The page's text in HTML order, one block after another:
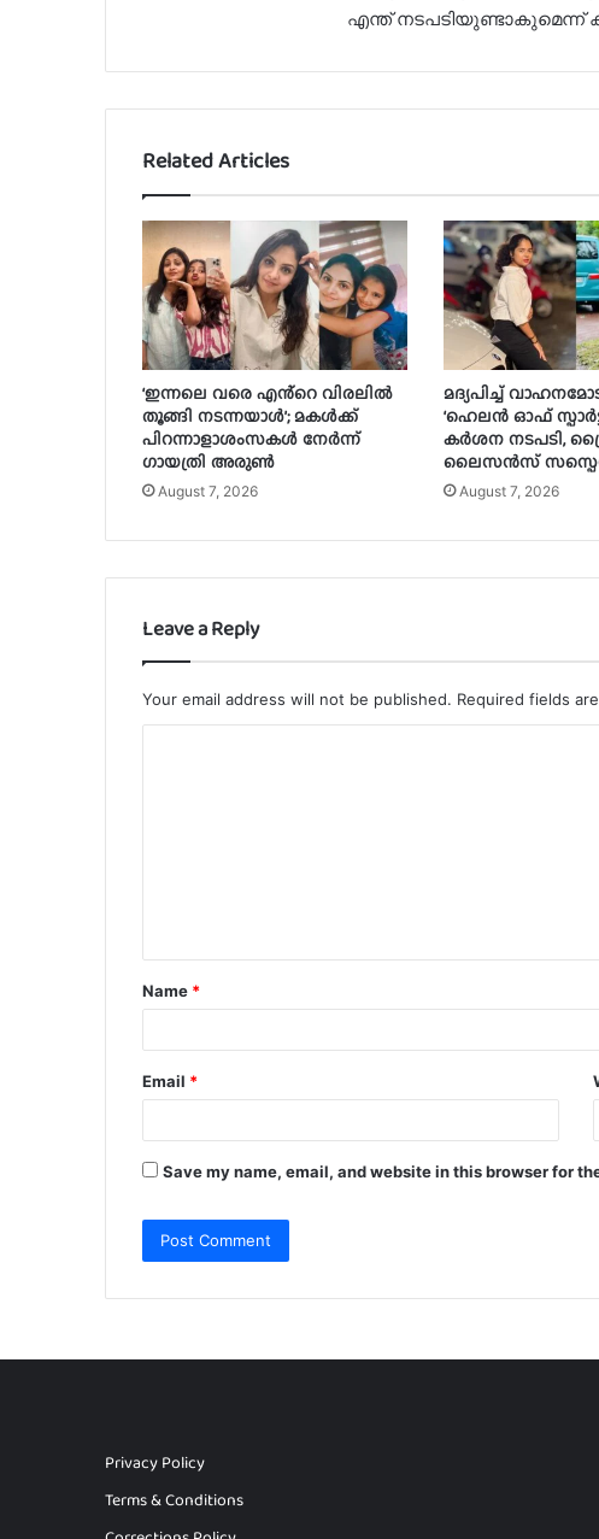
എന്ത് നടപടിയുണ്ടാകുമെന്ന്
Related Articles
‘ഇന്നലെ വരെ എൻ്റെ വിരലിൽ
തൂങ്ങി നടന്നയാൾ’; മകൾ‌ക്ക്
പിറന്നാളാശംസകൾ നേർന്ന്
ഗായത്രി അരുൺ
August 7, 2026
മദ്യപിച്ച്
‘ഹെലൻ ഓഫ്
കർശന നടപടി,
ലൈസൻസ്
August 7, 2026
Leave a Reply
Your email address will not be published. Required fields
t
*
Name *
Email *
Save my name, email, and website in this browser for
Privacy Policy
Terms & Conditions